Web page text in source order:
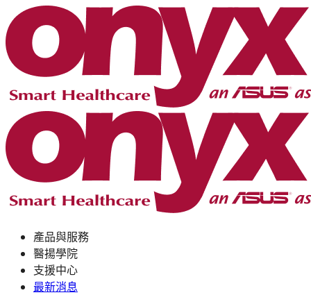
產品與服務
醫揚學院
支援中心
最新消息